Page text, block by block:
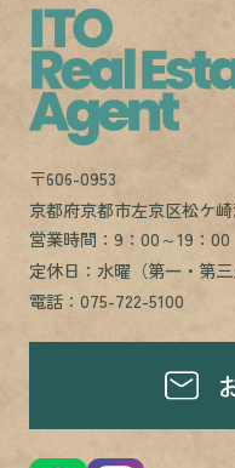
〒606-0953
京都府京都市左京区松ケ
営業時間：9：00～19：00
定休日：水曜（第一・第三
電話：075-722-5100